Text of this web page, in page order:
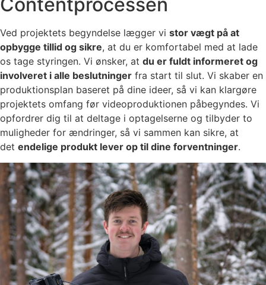
Contentprocessen
Ved projektets begyndelse lægger vi stor vægt på at
opbygge tillid og sikre, at du er komfortabel med at lade
os tage styringen. Vi ønsker, at du er fuldt informeret og
involveret i alle beslutninger fra start til slut. Vi skaber en
produktionsplan baseret på dine ideer, så vi kan klargøre
projektets omfang før videoproduktionen påbegyndes. Vi
opfordrer dig til at deltage i optagelserne og tilbyder to
muligheder for ændringer, så vi sammen kan sikre, at
det endelige produkt lever op til dine forventninger.